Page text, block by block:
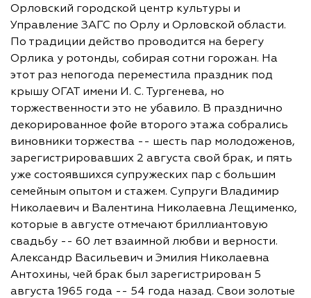
Орловский городской центр культуры и
Управление ЗАГС по Орлу и Орловской области.
По традиции действо проводится на берегу
Орлика у ротонды, собирая сотни горожан. На
этот раз непогода переместила праздник под
крышу ОГАТ имени И. С. Тургенева, но
торжественности это не убавило. В празднично
декорированное фойе второго этажа собрались
виновники торжества -- шесть пар молодоженов,
зарегистрировавших 2 августа свой брак, и пять
уже состоявшихся супружеских пар с большим
семейным опытом и стажем. Супруги Владимир
Николаевич и Валентина Николаевна Лещименко,
которые в августе отмечают бриллиантовую
свадьбу -- 60 лет взаимной любви и верности.
Александр Васильевич и Эмилия Николаевна
Антохины, чей брак был зарегистрирован 5
августа 1965 года -- 54 года назад. Свои золотые